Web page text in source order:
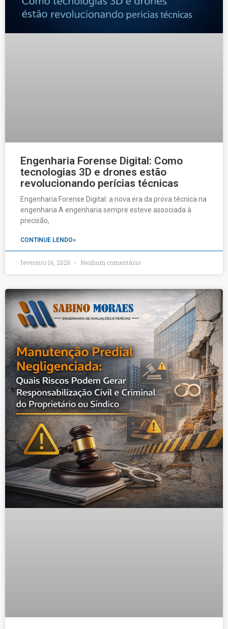
Engenharia Forense Digital: Como
tecnologias 3D e drones estão
revolucionando perícias técnicas
Engenharia Forense Digital: a nova era da prova técnica na
engenharia A engenharia sempre esteve associada à
precisão,
CONTINUE LENDO»
fevereiro 16, 2026 Nenhum comentário